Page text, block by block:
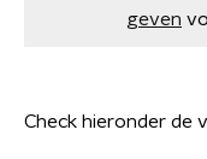
geven
Check hieronder de